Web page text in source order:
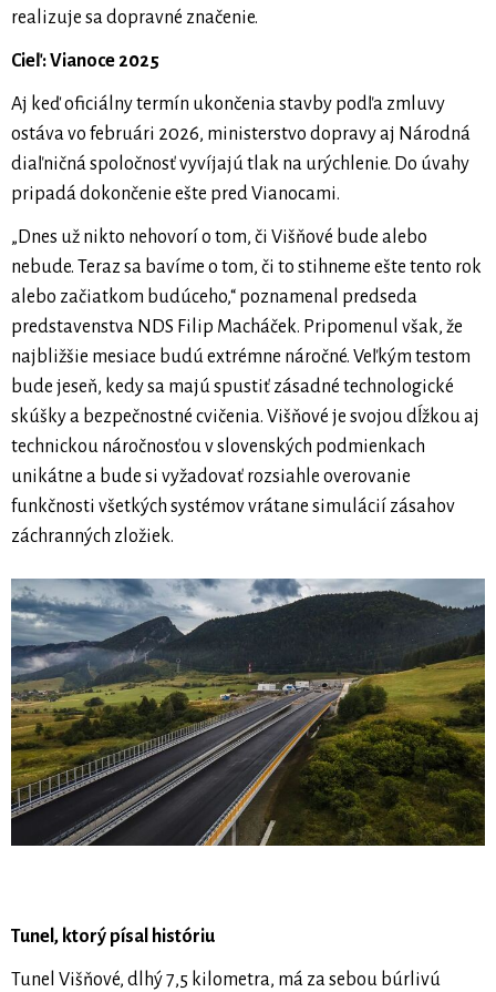
realizuje sa dopravné značenie.
Cieľ: Vianoce 2025
Aj keď oficiálny termín ukončenia stavby podľa zmluvy
ostáva vo februári 2026, ministerstvo dopravy aj Národná
diaľničná spoločnosť vyvíjajú tlak na urýchlenie. Do úvahy
pripadá dokončenie ešte pred Vianocami.
„Dnes už nikto nehovorí o tom, či Višňové bude alebo
nebude. Teraz sa bavíme o tom, či to stihneme ešte tento rok
alebo začiatkom budúceho,“ poznamenal predseda
predstavenstva NDS Filip Macháček. Pripomenul však, že
najbližšie mesiace budú extrémne náročné. Veľkým testom
bude jeseň, kedy sa majú spustiť zásadné technologické
skúšky a bezpečnostné cvičenia. Višňové je svojou dĺžkou aj
technickou náročnosťou v slovenských podmienkach
unikátne a bude si vyžadovať rozsiahle overovanie
funkčnosti všetkých systémov vrátane simulácií zásahov
záchranných zložiek.
Tunel, ktorý písal históriu
Tunel Višňové, dlhý 7,5 kilometra, má za sebou búrlivú